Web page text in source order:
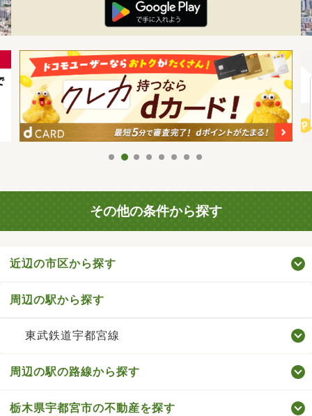
その他の条件から探す
近辺の市区から探す
周辺の駅から探す
東武鉄道宇都宮線
周辺の駅の路線から探す
栃木県宇都宮市の不動産を探す